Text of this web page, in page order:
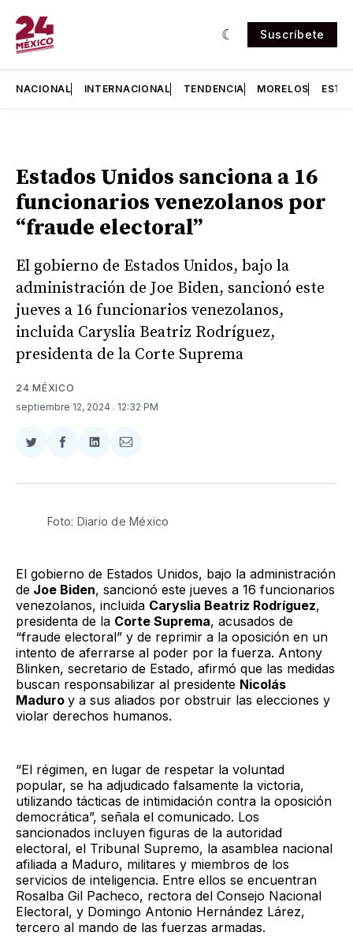
Suscríbete
NACIONAL INTERNACIONAL TENDENCIA MORELOS
Estados Unidos sanciona a 16
funcionarios venezolanos por
“fraude electoral”
El gobierno de Estados Unidos, bajo la
administración de Joe Biden, sancionó este
jueves a 16 funcionarios venezolanos,
incluida Caryslia Beatriz Rodríguez,
presidenta de la Corte Suprema
24 MÉXICO
septiembre 12, 2024 . 12:32 PM
Compartir
Twitter
Compartir
Facebook
Compartir
LinkedIn
Compartir
Email
Foto: Diario de México
El gobierno de Estados Unidos, bajo la administración
de Joe Biden, sancionó este jueves a 16 funcionarios
venezolanos, incluida Caryslia Beatriz Rodríguez,
presidenta de la Corte Suprema, acusados de
“fraude electoral” y de reprimir a la oposición en un
intento de aferrarse al poder por la fuerza. Antony
Blinken, secretario de Estado, afirmó que las medidas
buscan responsabilizar al presidente Nicolás
Maduro y a sus aliados por obstruir las elecciones y
violar derechos humanos.
“El régimen, en lugar de respetar la voluntad
popular, se ha adjudicado falsamente la victoria,
utilizando tácticas de intimidación contra la oposición
democrática”, señala el comunicado. Los
sancionados incluyen figuras de la autoridad
electoral, el Tribunal Supremo, la asamblea nacional
afiliada a Maduro, militares y miembros de los
servicios de inteligencia. Entre ellos se encuentran
Rosalba Gil Pacheco, rectora del Consejo Nacional
Electoral, y Domingo Antonio Hernández Lárez,
tercero al mando de las fuerzas armadas.